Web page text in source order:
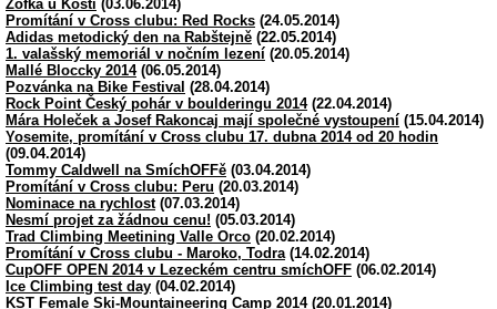
Žofka u Kosti (03.06.2014)
Promítání v Cross clubu: Red Rocks (24.05.2014)
Adidas metodický den na Rabštejně (22.05.2014)
1. valašský memoriál v nočním lezení (20.05.2014)
Mallé Bloccky 2014(06.05.2014)
Pozvánka na Bike Festival (28.04.2014)
Rock Point Český pohár v boulderingu 2014(22.04.2014)
Mára Holeček a Josef Rakoncaj mají společné vystoupení (15.04.2014)
Yosemite, promítání v Cross clubu 17. dubna 2014 od 20 hodin
(09.04.2014)
Tommy Caldwell na SmíchOFFě (03.04.2014)
Promítání v Cross clubu: Peru (20.03.2014)
Nominace na rychlost(07.03.2014)
Nesmí projet za žádnou cenu! (05.03.2014)
Trad Climbing Meetining Valle Orco (20.02.2014)
Promítání v Cross clubu - Maroko, Todra (14.02.2014)
CupOFF OPEN 2014 v Lezeckém centru smíchOFF (06.02.2014)
Ice Climbing test day (04.02.2014)
KST Female Ski-Mountaineering Camp 2014(20.01.2014)